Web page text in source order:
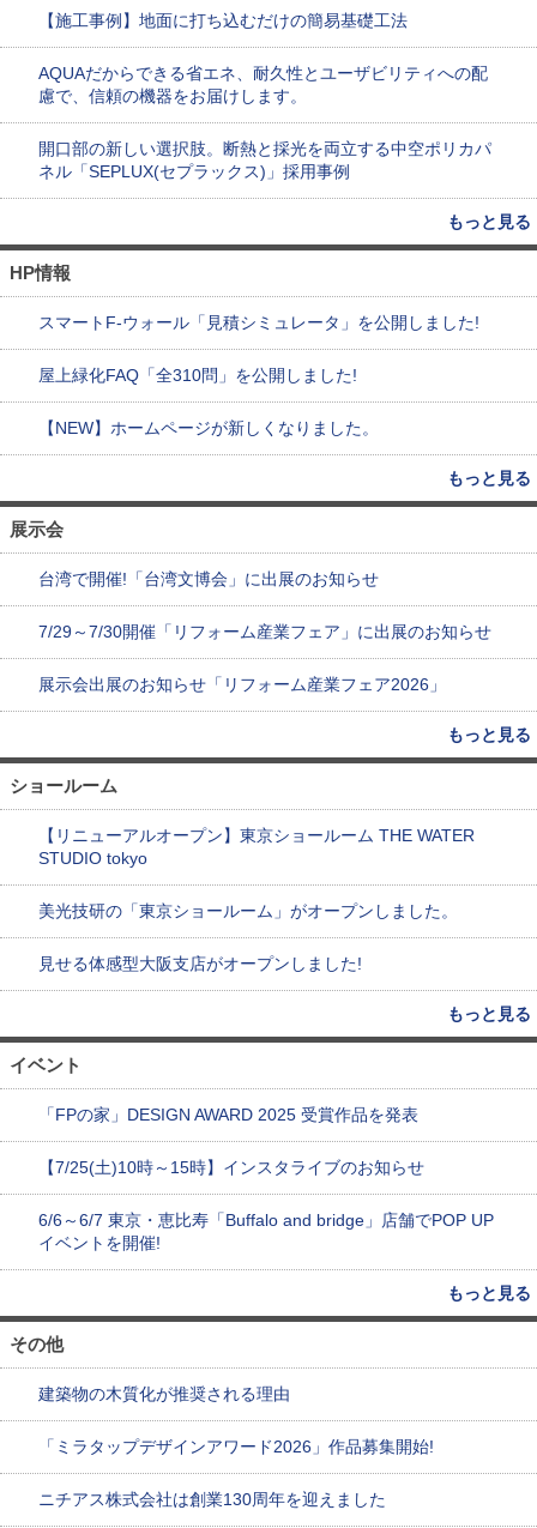
【施工事例】地面に打ち込むだけの簡易基礎工法
AQUAだからできる省エネ、耐久性とユーザビリティへの配
慮で、信頼の機器をお届けします。
開口部の新しい選択肢。断熱と採光を両立する中空ポリカパ
ネル「SEPLUX(セプラックス)」採用事例
もっと見る
HP情報
スマートF-ウォール「見積シミュレータ」を公開しました!
屋上緑化FAQ「全310問」を公開しました!
【NEW】ホームページが新しくなりました。
もっと見る
展示会
台湾で開催!「台湾文博会」に出展のお知らせ
7/29～7/30開催「リフォーム産業フェア」に出展のお知らせ
展示会出展のお知らせ「リフォーム産業フェア2026」
もっと見る
ショールーム
【リニューアルオープン】東京ショールーム THE WATER
STUDIO tokyo
美光技研の「東京ショールーム」がオープンしました。
見せる体感型大阪支店がオープンしました!
もっと見る
イベント
「FPの家」DESIGN AWARD 2025 受賞作品を発表
【7/25(土)10時～15時】インスタライブのお知らせ
6/6～6/7 東京・恵比寿「Buffalo and bridge」店舗でPOP UP
イベントを開催!
もっと見る
その他
建築物の木質化が推奨される理由
「ミラタップデザインアワード2026」作品募集開始!
ニチアス株式会社は創業130周年を迎えました